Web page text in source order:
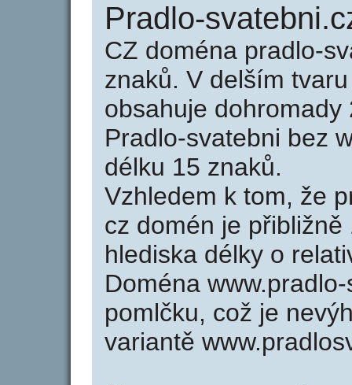
Pradlo-
CZ doména pradlo-
znaků. V delším
obsahuje
Pradlo-svatebni bez
délku 15 znaků.
Vzhledem k tom, že
cz domén je
hlediska délky o
Doména
pomlčku, což je
variantě